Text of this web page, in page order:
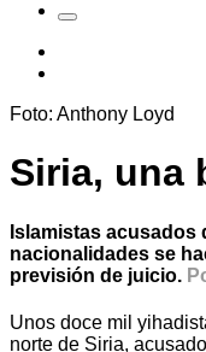
Foto: Anthony Loyd
Siria, una
Islamistas acusados
nacionalidades se
previsión de juicio.
Unos doce mil
norte de Siria,